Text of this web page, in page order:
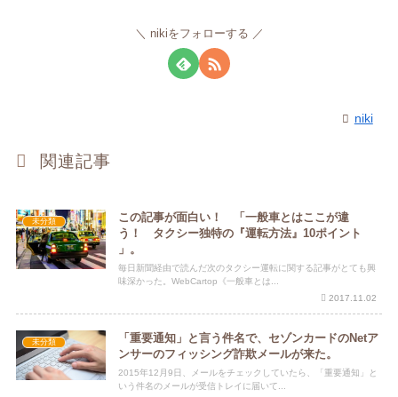
nikiをフォローする
niki
関連記事
未分類
この記事が面白い！ 「一般車とはここが違
う！ タクシー独特の『運転方法』10ポイント
」。
毎日新聞経由で読んだ次のタクシー運転に関する記事がとても興
味深かった。WebCartop《一般車とは...
2017.11.02
未分類
「重要通知」と言う件名で、セゾンカードのNetア
ンサーのフィッシング詐欺メールが来た。
2015年12月9日、メールをチェックしていたら、「重要通知」と
いう件名のメールが受信トレイに届いて...